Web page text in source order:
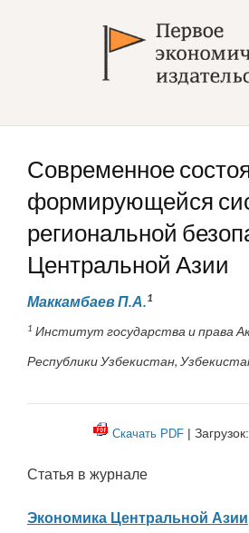
content
Современное
формирующейся
региональной
Центральной Азии
Маккамбаев П.А.1
1 Институт государства и права
Республики Узбекистан,
Скачать PDF |
Статья в журнале
Экономика Центральной Азии